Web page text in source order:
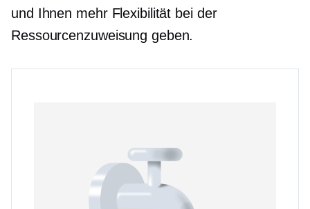
und Ihnen mehr Flexibilität bei der
Ressourcenzuweisung geben.